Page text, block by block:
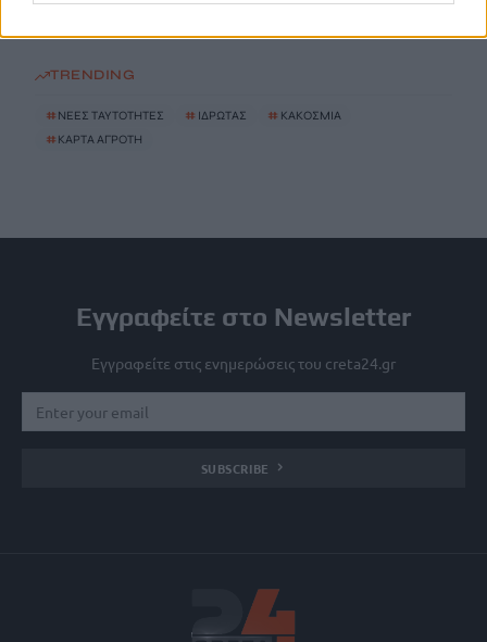
TRENDING
# ΝΕΕΣ ΤΑΥΤΟΤΗΤΕΣ # ΙΔΡΩΤΑΣ # ΚΑΚΟΣΜΙΑ
# ΚΑΡΤΑ ΑΓΡΟΤΗ
Εγγραφείτε στο Newsletter
Εγγραφείτε στις ενημερώσεις του creta24.gr
SUBSCRIBE